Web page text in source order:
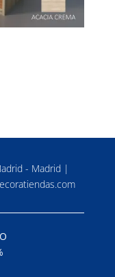
- Madrid |